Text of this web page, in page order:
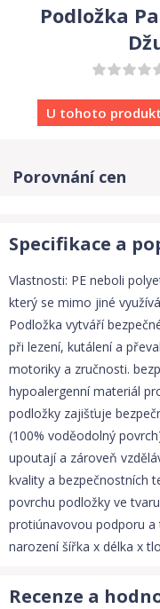
Podložka
U tohoto
Porovnání cen
Specifikace a
Vlastnosti: PE neboli
který se mimo jiné
Podložka vytváří
při lezení, kutálení a
motoriky a zručnosti.
hypoalergenní materiál
podložky zajišťuje
(100% voděodolný
upoutají a zároveň
kvality a bezpečnostních
povrchu podložky ve
protiúnavovou podporu
narození šířka x délka x
Recenze a